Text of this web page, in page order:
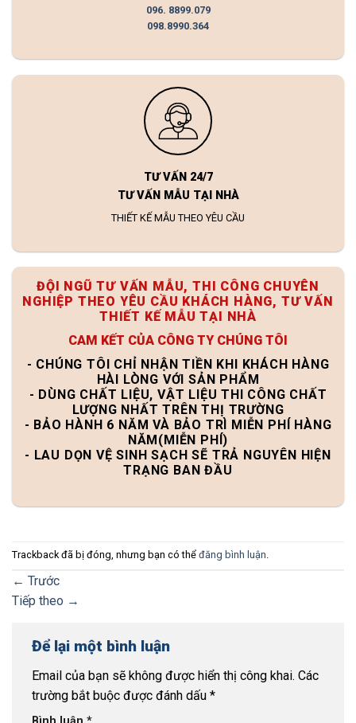
096. 8899.079
098.8990.364
TƯ VẤN 24/7
TƯ VẤN MẪU TẠI NHÀ
THIẾT KẾ MẪU THEO YÊU CẦU
ĐỘI NGŨ TƯ VẤN MẪU, THI CÔNG CHUYÊN
NGHIỆP THEO YÊU CẦU KHÁCH HÀNG, TƯ VẤN
THIẾT KẾ MẪU TẠI NHÀ
CAM KẾT CỦA CÔNG TY CHÚNG TÔI
- CHÚNG TÔI CHỈ NHẬN TIỀN KHI KHÁCH HÀNG
HÀI LÒNG VỚI SẢN PHẨM
- DÙNG CHẤT LIỆU, VẬT LIỆU THI CÔNG CHẤT
LƯỢNG NHẤT TRÊN THỊ TRƯỜNG
- BẢO HÀNH 6 NĂM VÀ BẢO TRÌ MIỄN PHÍ HÀNG
NĂM(MIỄN PHÍ)
- LAU DỌN VỆ SINH SẠCH SẼ TRẢ NGUYÊN HIỆN
TRẠNG BAN ĐẦU
Trackback đã bị đóng, nhưng bạn có thể đăng bình luận.
← Trước
Tiếp theo →
Để lại một bình luận
Email của bạn sẽ không được hiển thị công khai. Các
trường bắt buộc được đánh dấu *